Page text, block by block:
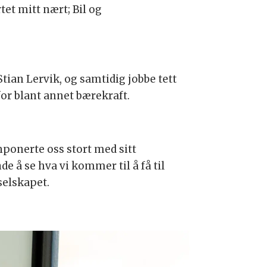
mitt nært; Bil og
Lervik, og samtidig jobbe tett
blant annet bærekraft.
oss stort med sitt
å se hva vi kommer til å få til